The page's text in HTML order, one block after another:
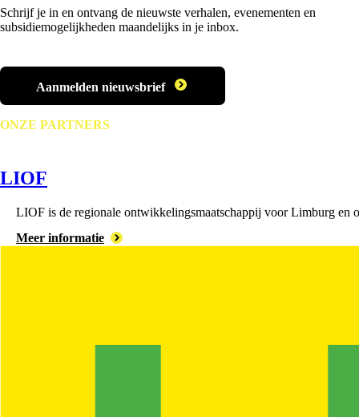
Schrijf je in en ontvang de nieuwste verhalen, evenementen en
subsidiemogelijkheden maandelijks in je inbox.
Aanmelden nieuwsbrief
ONZE PARTNERS
LIOF
LIOF is de regionale ontwikkelingsmaatschappij voor Limburg en
Meer informatie